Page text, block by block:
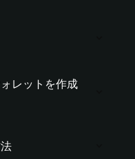
レットを作成